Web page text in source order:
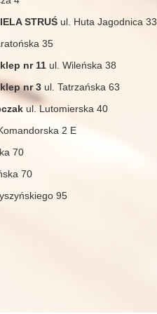
STRUŚ ul. Huta Jagodnica 33
35
nr 11 ul. Wileńska 38
nr 3 ul. Tatrzańska 63
ul. Lutomierska 40
2 E
70
70
95